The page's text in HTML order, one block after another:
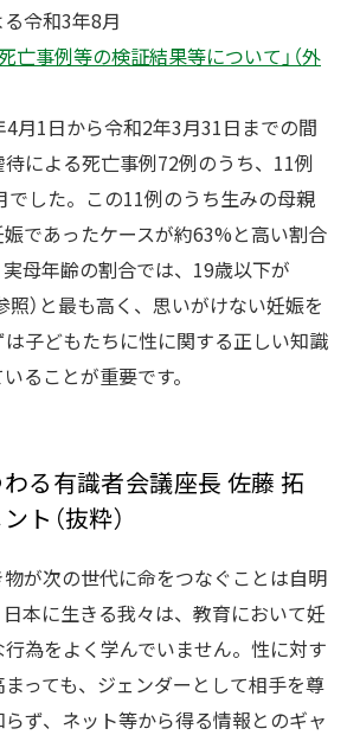
令和3年8月
亡事例等の検証結果等について」（外
4月1日から令和2年3月31日までの間
による死亡事例72例のうち、11例
でした。この11例のうち生みの母親
であったケースが約63%と高い割合
母年齢の割合では、19歳以下が
照）と最も高く、思いがけない妊娠を
子どもたちに性に関する正しい知識
ることが重要です。
る有識者会議座長 佐藤 拓
ト（抜粋）
が次の世代に命をつなぐことは自明
本に生きる我々は、教育において妊
為をよく学んでいません。性に対す
っても、ジェンダーとして相手を尊
ず、ネット等から得る情報とのギャ